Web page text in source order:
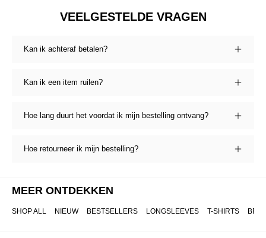
VEELGESTELDE VRAGEN
Kan ik achteraf betalen?
Kan ik een item ruilen?
Hoe lang duurt het voordat ik mijn bestelling ontvang?
Hoe retourneer ik mijn bestelling?
MEER ONTDEKKEN
SHOP ALL NIEUW BESTSELLERS LONGSLEEVES T-SHIRTS